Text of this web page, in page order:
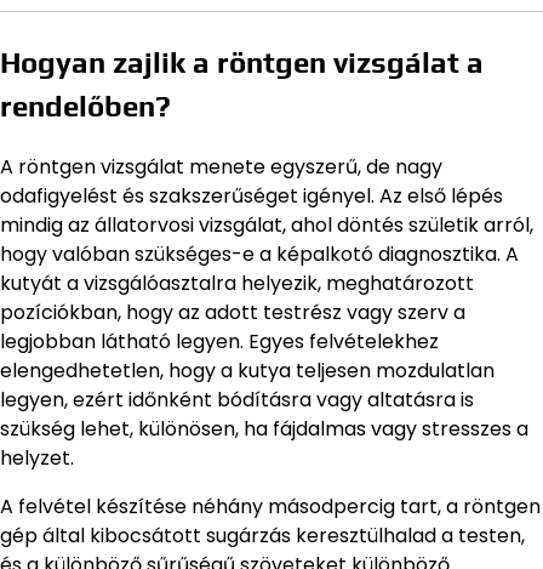
Hogyan zajlik a röntgen vizsgálat a
rendelőben?
A röntgen vizsgálat menete egyszerű, de nagy
odafigyelést és szakszerűséget igényel. Az első lépés
mindig az állatorvosi vizsgálat, ahol döntés születik arról,
hogy valóban szükséges-e a képalkotó diagnosztika. A
kutyát a vizsgálóasztalra helyezik, meghatározott
pozíciókban, hogy az adott testrész vagy szerv a
legjobban látható legyen. Egyes felvételekhez
elengedhetetlen, hogy a kutya teljesen mozdulatlan
legyen, ezért időnként bódításra vagy altatásra is
szükség lehet, különösen, ha fájdalmas vagy stresszes a
helyzet.
A felvétel készítése néhány másodpercig tart, a röntgen
gép által kibocsátott sugárzás keresztülhalad a testen,